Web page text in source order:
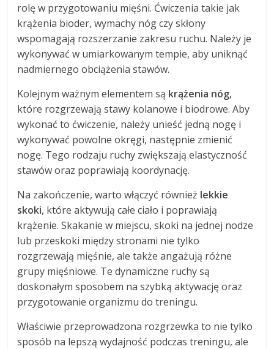
rolę w przygotowaniu mięśni. Ćwiczenia takie jak
krążenia bioder, wymachy nóg czy skłony
wspomagają rozszerzanie zakresu ruchu. Należy je
wykonywać w umiarkowanym tempie, aby uniknąć
nadmiernego obciążenia stawów.
Kolejnym ważnym elementem są krążenia nóg,
które rozgrzewają stawy kolanowe i biodrowe. Aby
wykonać to ćwiczenie, należy unieść jedną nogę i
wykonywać powolne okręgi, następnie zmienić
nogę. Tego rodzaju ruchy zwiększają elastyczność
stawów oraz poprawiają koordynację.
Na zakończenie, warto włączyć również lekkie
skoki, które aktywują całe ciało i poprawiają
krążenie. Skakanie w miejscu, skoki na jednej nodze
lub przeskoki między stronami nie tylko
rozgrzewają mięśnie, ale także angażują różne
grupy mięśniowe. Te dynamiczne ruchy są
doskonałym sposobem na szybką aktywację oraz
przygotowanie organizmu do treningu.
Właściwie przeprowadzona rozgrzewka to nie tylko
sposób na lepszą wydajność podczas treningu, ale